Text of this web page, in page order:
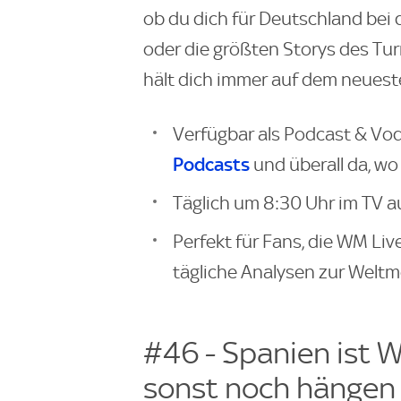
ob du dich für Deutschland bei
oder die größten Storys des
hält dich immer auf dem
Verfügbar als Podcast &
Podcastsund überall da,
Täglich um 8:30 Uhr im TV
Perfekt für Fans, die WM
tägliche Analysen zur
#46 - Spanien ist
sonst noch